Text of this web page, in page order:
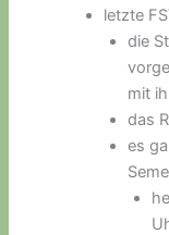
letzte
die
mit
das
es